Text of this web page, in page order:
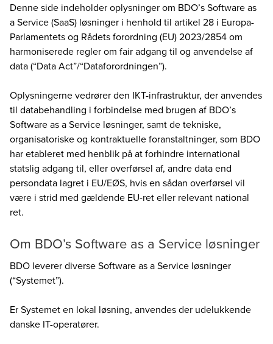
Denne side indeholder oplysninger om BDO’s Software as
a Service (SaaS) løsninger i henhold til artikel 28 i Europa-
Parlamentets og Rådets forordning (EU) 2023/2854 om
harmoniserede regler om fair adgang til og anvendelse af
data (“Data Act”/“Dataforordningen”).
Oplysningerne vedrører den IKT-infrastruktur, der anvendes
til databehandling i forbindelse med brugen af BDO’s
Software as a Service løsninger, samt de tekniske,
organisatoriske og kontraktuelle foranstaltninger, som BDO
har etableret med henblik på at forhindre international
statslig adgang til, eller overførsel af, andre data end
persondata lagret i EU/EØS, hvis en sådan overførsel vil
være i strid med gældende EU-ret eller relevant national
ret.
Om BDO’s Software as a Service løsninger
BDO leverer diverse Software as a Service løsninger
(“Systemet”).
Er Systemet en lokal løsning, anvendes der udelukkende
danske IT-operatører.